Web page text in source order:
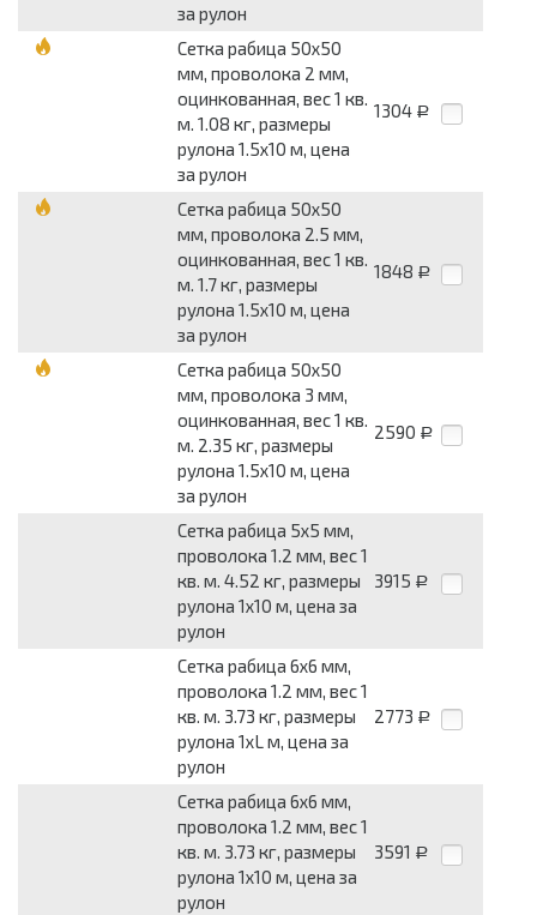
за рулон
Сетка рабица 50x50
мм, проволока 2 мм,
оцинкованная, вес 1 кв.
м. 1.08 кг, размеры
рулона 1.5x10 м, цена
за рулон
1304 Р
Сетка рабица 50x50
мм, проволока 2.5 мм,
оцинкованная, вес 1 кв.
м. 1.7 кг, размеры
рулона 1.5x10 м, цена
за рулон
1848 Р
Сетка рабица 50x50
мм, проволока 3 мм,
оцинкованная, вес 1 кв.
м. 2.35 кг, размеры
рулона 1.5x10 м, цена
за рулон
2590 Р
Сетка рабица 5x5 мм,
проволока 1.2 мм, вес 1
кв. м. 4.52 кг, размеры
рулона 1x10 м, цена за
рулон
3915 Р
Сетка рабица 6x6 мм,
проволока 1.2 мм, вес 1
кв. м. 3.73 кг, размеры
рулона 1xL м, цена за
рулон
2773 Р
Сетка рабица 6x6 мм,
проволока 1.2 мм, вес 1
кв. м. 3.73 кг, размеры
рулона 1x10 м, цена за
рулон
3591 Р